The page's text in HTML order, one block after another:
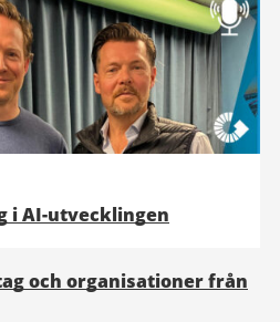
i AI-utvecklingen
och organisationer från